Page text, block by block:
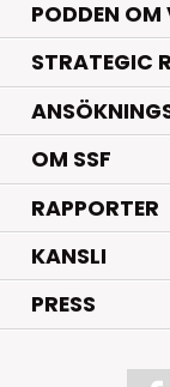
PODDEN OM
STRATEGIC
OM SSF
RAPPORTER
KANSLI
PRESS